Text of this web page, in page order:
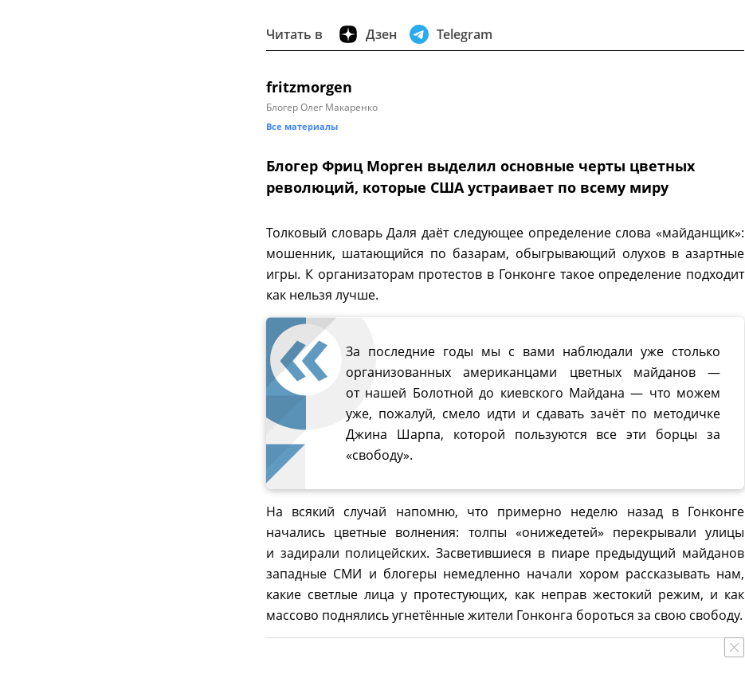
Читать в Дзен Telegram
fritzmorgen
Блогер Олег Макаренко
Все материалы
Блогер Фриц Морген выделил основные черты цветных
революций, которые США устраивает по всему миру
Толковый словарь Даля даёт следующее определение слова «майданщик»:
мошенник, шатающийся по базарам, обыгрывающий олухов в азартные
игры. К организаторам протестов в Гонконге такое определение подходит
как нельзя лучше.
За последние годы мы с вами наблюдали уже столько
организованных американцами цветных майданов —
от нашей Болотной до киевского Майдана — что можем
уже, пожалуй, смело идти и сдавать зачёт по методичке
Джина Шарпа, которой пользуются все эти борцы за
«свободу».
На всякий случай напомню, что примерно неделю назад в Гонконге
начались цветные волнения: толпы «онижедетей» перекрывали улицы
и задирали полицейских. Засветившиеся в пиаре предыдущий майданов
западные СМИ и блогеры немедленно начали хором рассказывать нам,
какие светлые лица у протестующих, как неправ жестокий режим, и как
массово поднялись угнетённые жители Гонконга бороться за свою свободу.